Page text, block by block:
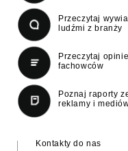
Przeczytaj
ludźmi z branży
Przeczytaj opinie
fachowców
Poznaj raporty
reklamy i
Kontakty do nas